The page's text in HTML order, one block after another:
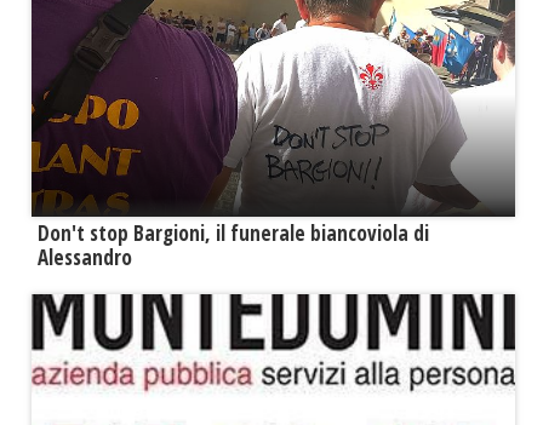
Don't stop Bargioni, il funerale biancoviola di
Alessandro